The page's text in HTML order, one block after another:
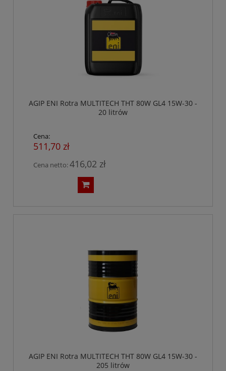
AGIP ENI Rotra MULTITECH THT 80W GL4 15W-30 -
20 litrów
Cena:
511,70 zł
Cena netto:416,02 zł
AGIP ENI Rotra MULTITECH THT 80W GL4 15W-30 -
205 litrów